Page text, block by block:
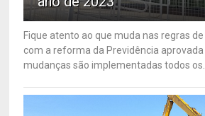
Fique atento ao que muda nas regras
com a reforma da Previdência aprovada
mudanças são implementadas todos os...